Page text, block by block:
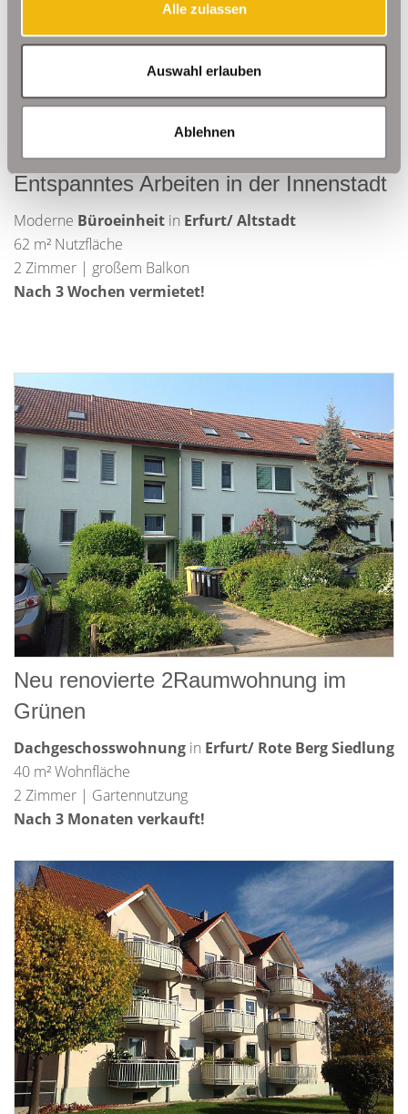
Alle zulassen
Auswahl erlauben
Ablehnen
Entspanntes Arbeiten in der Innenstadt
Moderne Büroeinheit in Erfurt/ Altstadt
62 m² Nutzfläche
2 Zimmer | großem Balkon
Nach 3 Wochen vermietet!
Neu renovierte 2Raumwohnung im
Grünen
Dachgeschosswohnung in Erfurt/ Rote Berg Siedlung
40 m² Wohnfläche
2 Zimmer | Gartennutzung
Nach 3 Monaten verkauft!